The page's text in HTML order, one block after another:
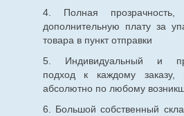
4. Полная
дополнительную плату за
товара в пункт отправки
5. Индивидуальный и
подход к каждому заказу,
абсолютно по любому
6. Большой собственный